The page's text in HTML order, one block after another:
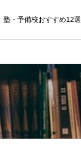
塾・予備校おすすめ12選